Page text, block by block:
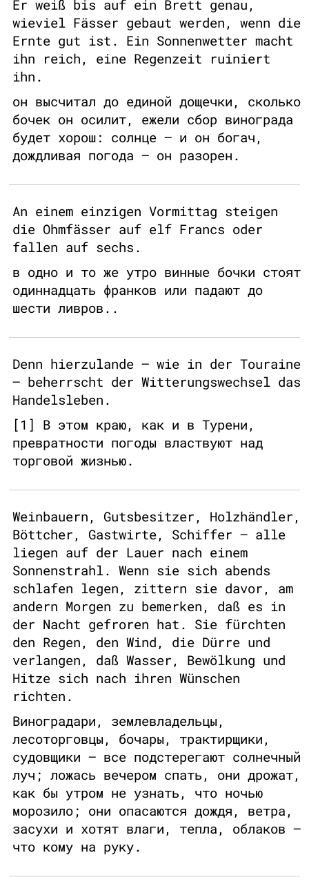
Er weiß bis auf ein Brett genau,
wieviel Fässer gebaut werden, wenn die
Ernte gut ist. Ein Sonnenwetter macht
ihn reich, eine Regenzeit ruiniert
ihn.
он высчитал до единой дощечки, сколько
бочек он осилит, ежели сбор винограда
будет хорош: солнце — и он богач,
дождливая погода — он разорен.
An einem einzigen Vormittag steigen
die Ohmfässer auf elf Francs oder
fallen auf sechs.
в одно и то же утро винные бочки стоят
одиннадцать франков или падают до
шести ливров..
Denn hierzulande – wie in der Touraine
– beherrscht der Witterungswechsel das
Handelsleben.
[1] В этом краю, как и в Турени,
превратности погоды властвуют над
торговой жизнью.
Weinbauern, Gutsbesitzer, Holzhändler,
Böttcher, Gastwirte, Schiffer – alle
liegen auf der Lauer nach einem
Sonnenstrahl. Wenn sie sich abends
schlafen legen, zittern sie davor, am
andern Morgen zu bemerken, daß es in
der Nacht gefroren hat. Sie fürchten
den Regen, den Wind, die Dürre und
verlangen, daß Wasser, Bewölkung und
Hitze sich nach ihren Wünschen
richten.
Виноградари, землевладельцы,
лесоторговцы, бочары, трактирщики,
судовщики — все подстерегают солнечный
луч; ложась вечером спать, они дрожат,
как бы утром не узнать, что ночью
морозило; они опасаются дождя, ветра,
засухи и хотят влаги, тепла, облаков —
что кому на руку.